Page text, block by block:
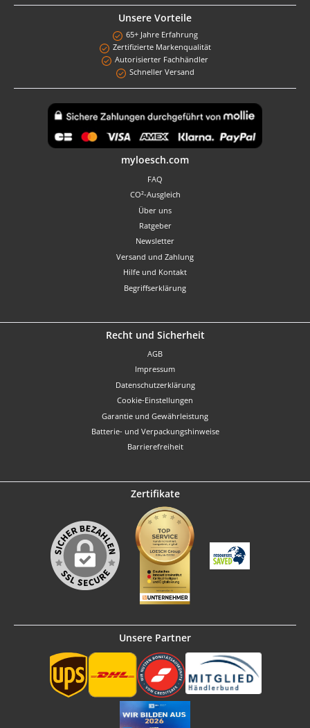
Unsere Vorteile
65+ Jahre Erfahrung
Zertifizierte Markenqualität
Autorisierter Fachhändler
Schneller Versand
myloesch.com
FAQ
CO²-Ausgleich
Über uns
Ratgeber
Newsletter
Versand und Zahlung
Hilfe und Kontakt
Begriffserklärung
Recht und Sicherheit
AGB
Impressum
Datenschutzerklärung
Cookie-Einstellungen
Garantie und Gewährleistung
Batterie- und Verpackungshinweise
Barrierefreiheit
Zertifikate
Unsere Partner